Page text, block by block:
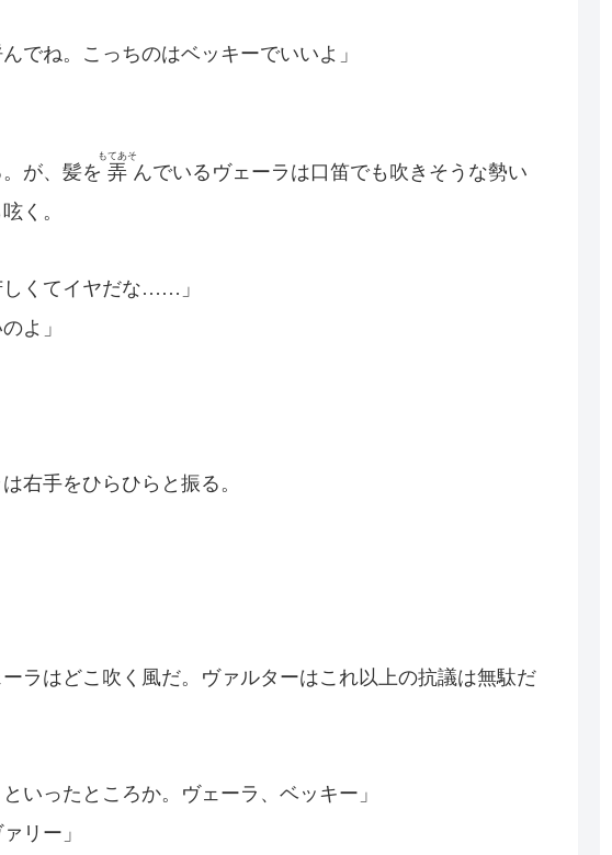
でね。こっちのはベッキーでいいよ」
が、髪を 弄
もてあそ
んでいるヴェーラは口笛でも吹きそうな勢い
く。
しくてイヤだな……」
よ」
右手をひらひらと振る。
ラはどこ吹く風だ。ヴァルターはこれ以上の抗議は無駄だ
いったところか。ヴェーラ、ベッキー」
リー」